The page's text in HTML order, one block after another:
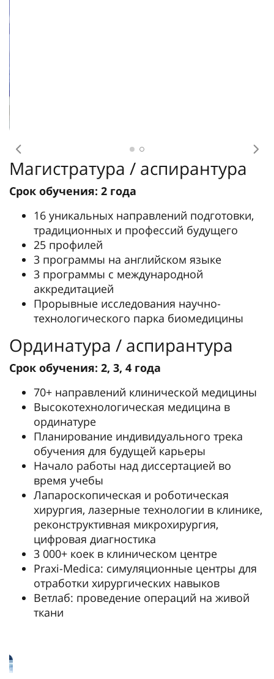
Предыдущее
Магистратура / аспирантура
Срок обучения: 2 года
16 уникальных направлений подготовки,
традиционных и профессий будущего
25 профилей
3 программы на английском языке
3 программы с международной
аккредитацией
Прорывные исследования научно-
технологического парка биомедицины
Ординатура / аспирантура
Срок обучения: 2, 3, 4 года
70+ направлений клинической медицины
Высокотехнологическая медицина в
ординатуре
Планирование индивидуального трека
обучения для будущей карьеры
Начало работы над диссертацией во
время учебы
Лапароскопическая и роботическая
хирургия, лазерные технологии в клинике,
реконструктивная микрохирургия,
цифровая диагностика
3 000+ коек в клиническом центре
Praxi-Medica: симуляционные центры для
отработки хирургических навыков
Ветлаб: проведение операций на живой
ткани